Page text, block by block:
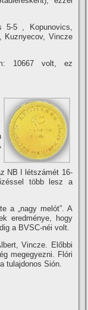
5-5 , Kopunovics,
Kuznyecov, Vincze
10667 volt, ez
NB I létszámét 16-
több lesz a
a „nagy melót”. A
eredménye, hogy
a BVSC-néi volt.
Vincze. Előbbi
megegyezni. Flóri
tulajdonos Sión.